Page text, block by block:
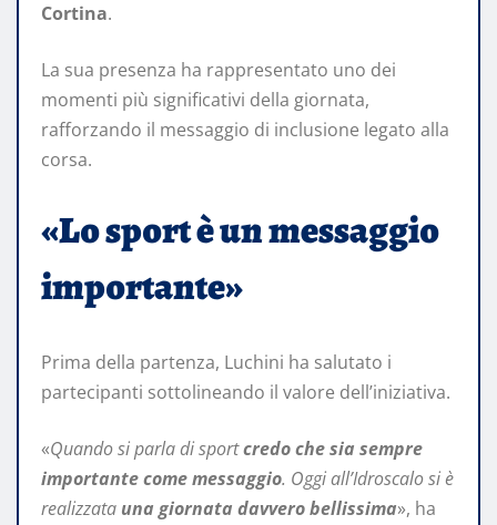
Cortina.
La sua presenza ha rappresentato uno dei
momenti più significativi della giornata,
rafforzando il messaggio di inclusione legato alla
corsa.
«Lo sport è un messaggio
importante»
Prima della partenza, Luchini ha salutato i
partecipanti sottolineando il valore dell’iniziativa.
«Quando si parla di sportcredo che sia sempre
importante come messaggio. Oggi all’Idroscalo si è
realizzata una giornata davvero bellissima», ha